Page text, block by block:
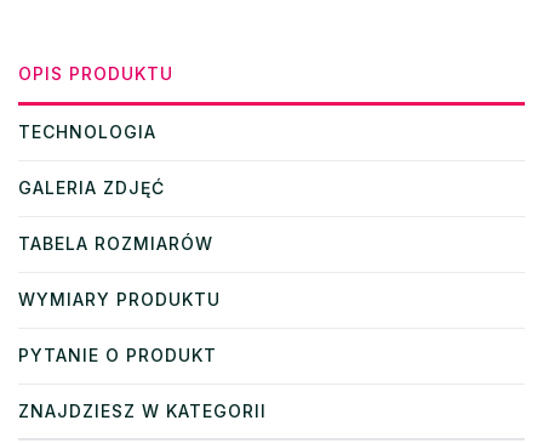
OPIS PRODUKTU
TECHNOLOGIA
GALERIA ZDJĘĆ
TABELA ROZMIARÓW
WYMIARY PRODUKTU
PYTANIE O PRODUKT
ZNAJDZIESZ W KATEGORII